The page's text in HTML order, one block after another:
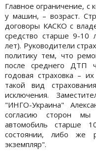
Главное ограничение, с
у машин, – возраст.
договоры КАСКО с
средство старше 9-10
лет). Руководители
политику тем, что
после среднего ДТП
годовая страховка –
такой вид
исключения.
"ИНГО-Украина"
согласию сторон мы
автомобиль старше
состоянии, либо же
экземпляр".